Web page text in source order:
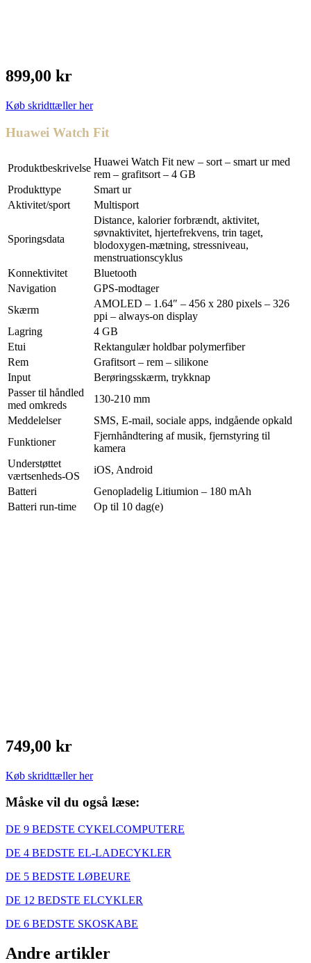
899,00 kr
Køb skridttæller her
Huawei Watch Fit
Produktbeskrivelse
Huawei Watch Fit new – sort – smart ur med
rem – grafitsort – 4 GB
Produkttype
Smart ur
Aktivitet/sport
Multisport
Sporingsdata
Distance, kalorier forbrændt, aktivitet,
søvnaktivitet, hjertefrekvens, trin taget,
blodoxygen-mætning, stressniveau,
menstruationscyklus
Konnektivitet
Bluetooth
Navigation
GPS-modtager
Skærm
AMOLED – 1.64″ – 456 x 280 pixels – 326
ppi – always-on display
Lagring
4 GB
Etui
Rektangulær holdbar polymerfiber
Rem
Grafitsort – rem – silikone
Input
Berøringsskærm, trykknap
Passer til håndled
med omkreds
130-210 mm
Meddelelser
SMS, E-mail, sociale apps, indgående opkald
Funktioner
Fjernhåndtering af musik, fjernstyring til
kamera
Understøttet
værtsenheds-OS
iOS, Android
Batteri
Genopladelig Litiumion – 180 mAh
Batteri run-time
Op til 10 dag(e)
749,00 kr
Køb skridttæller her
Måske vil du også læse:
DE 9 BEDSTE CYKELCOMPUTERE
DE 4 BEDSTE EL-LADECYKLER
DE 5 BEDSTE LØBEURE
DE 12 BEDSTE ELCYKLER
DE 6 BEDSTE SKOSKABE
Andre artikler